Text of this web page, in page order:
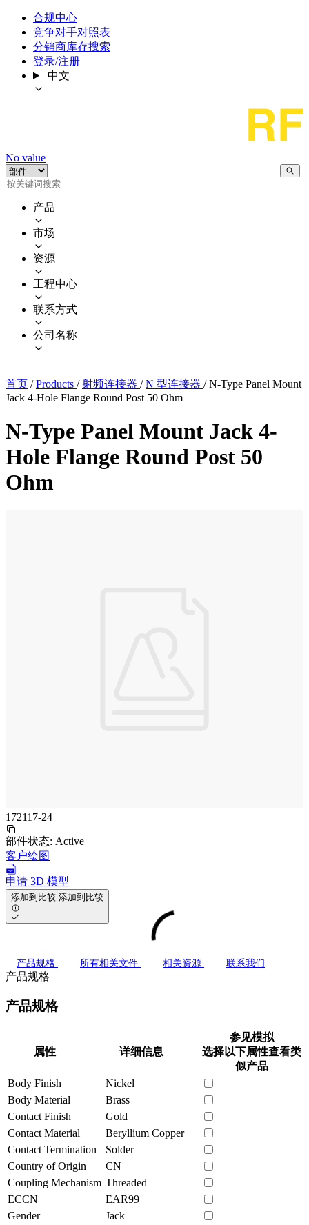
合规中心
竞争对手对照表
分销商库存搜索
登录/注册
中文
No value
产品
市场
资源
工程中心
联系方式
公司名称
首页 / Products / 射频连接器 / N 型连接器 / N-Type Panel Mount
Jack 4-Hole Flange Round Post 50 Ohm
N-Type Panel Mount Jack 4-
Hole Flange Round Post 50
Ohm
172117-24
部件状态: Active
客户绘图
申请 3D 模型
添加到比较 添加到比较
产品规格 所有相关文件 相关资源 联系我们
产品规格
产品规格
属性 详细信息
参见模拟
选择以下属性查看类
似产品
Body Finish
Nickel
Body Material
Brass
Contact Finish
Gold
Contact Material
Beryllium Copper
Contact Termination
Solder
Country of Origin
CN
Coupling Mechanism Threaded
ECCN
EAR99
Gender
Jack